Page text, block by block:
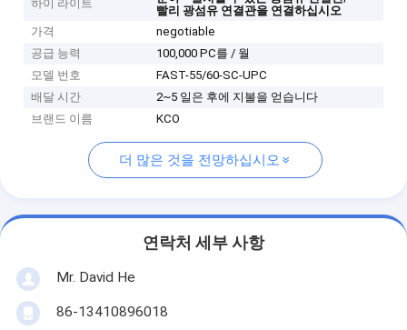
하이 라이트
빨리 광섬유 연결관을 연결하십시오
가격
negotiable
공급 능력
100,000 PC를 / 월
모델 번호
FAST-55/60-SC-UPC
배달 시간
2~5 일은 후에 지불을 얻습니다
브랜드 이름
KCO
더 많은 것을 전망하십시오
연락처 세부 사항
Mr. David He
86-13410896018